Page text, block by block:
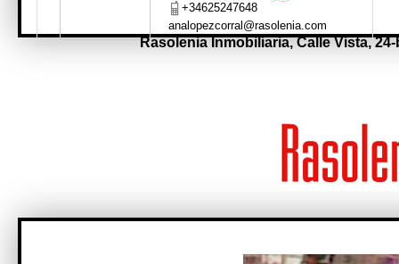
+34625247648
analopezcorral@rasolenia.com
Rasolenia Inmobiliaria,Calle Vista,